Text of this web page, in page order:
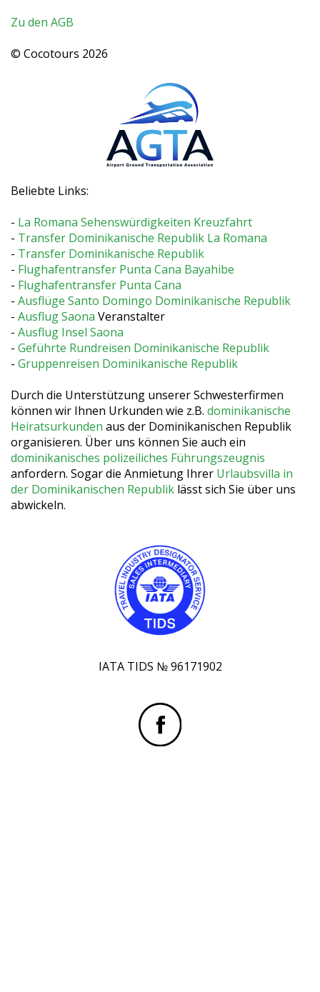
Zu den AGB
© Cocotours 2026
Beliebte Links:
- La Romana Sehenswürdigkeiten Kreuzfahrt
- Transfer Dominikanische Republik La Romana
- Transfer Dominikanische Republik
- Flughafentransfer Punta Cana Bayahibe
- Flughafentransfer Punta Cana
- Ausflüge Santo Domingo Dominikanische Republik
- Ausflug Saona Veranstalter
- Ausflug Insel Saona
- Geführte Rundreisen Dominikanische Republik
- Gruppenreisen Dominikanische Republik
Durch die Unterstützung unserer Schwesterfirmen
können wir Ihnen Urkunden wie z.B. dominikanische
Heiratsurkunden aus der Dominikanischen Republik
organisieren. Über uns können Sie auch ein
dominikanisches polizeiliches Führungszeugnis
anfordern. Sogar die Anmietung Ihrer Urlaubsvilla in
der Dominikanischen Republik lässt sich Sie über uns
abwickeln.
IATA TIDS № 96171902